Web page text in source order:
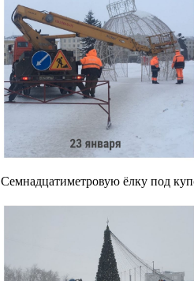
Семнадцатиметровую ёлку под